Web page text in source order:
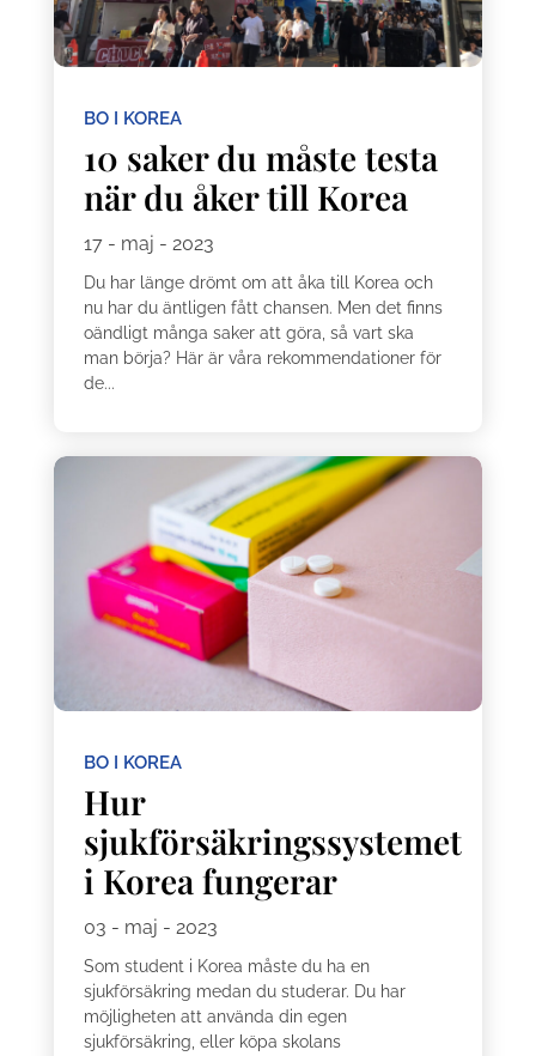
BO I KOREA
10 saker du måste testa
när du åker till Korea
17 - maj - 2023
Du har länge drömt om att åka till Korea och
nu har du äntligen fått chansen. Men det finns
oändligt många saker att göra, så vart ska
man börja? Här är våra rekommendationer för
de...
BO I KOREA
Hur
sjukförsäkringssystemet
i Korea fungerar
03 - maj - 2023
Som student i Korea måste du ha en
sjukförsäkring medan du studerar. Du har
möjligheten att använda din egen
sjukförsäkring, eller köpa skolans